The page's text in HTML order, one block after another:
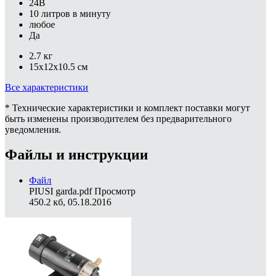
24В
10 литров в минуту
любое
Да
2.7 кг
15x12x10.5 см
Все характеристики
* Технические характеристики и комплект поставки могут
быть изменены производителем без предварительного
уведомления.
Файлы и инструкции
Файл
PIUSI garda.pdf Просмотр
450.2 кб, 05.18.2016